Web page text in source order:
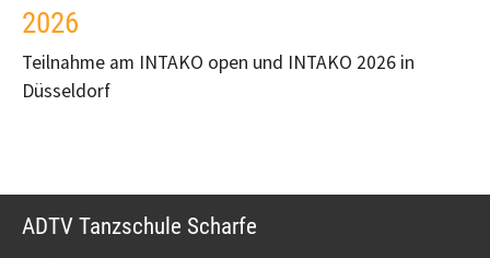
2026
Teilnahme am INTAKO open und INTAKO 2026 in
Düsseldorf
ADTV Tanzschule Scharfe